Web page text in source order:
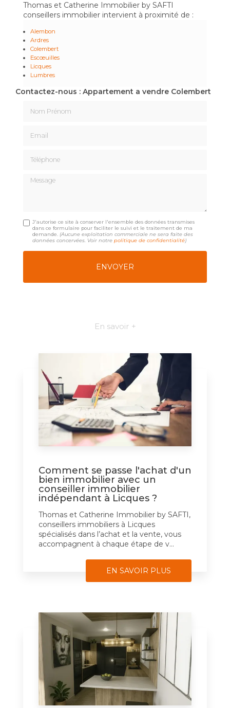
Thomas et Catherine Immobilier by SAFTI
conseillers immobilier intervient à proximité de :
Alembon
Ardres
Colembert
Escœuilles
Licques
Lumbres
Contactez-nous : Appartement a vendre Colembert
Message
J'autorise ce site à conserver l'ensemble des données transmises
dans ce formulaire pour faciliter le suivi et le traitement de ma
demande. (Aucune exploitation commerciale ne sera faite des
données concervées. Voir notrepolitique de confidentialité)
En savoir +
Comment se passe l'achat d'un
bien immobilier avec un
conseiller immobilier
indépendant à Licques ?
Thomas et Catherine Immobilier by SAFTI,
conseillers immobiliers à Licques
spécialisés dans l’achat et la vente, vous
accompagnent à chaque étape de v...
EN SAVOIR PLUS